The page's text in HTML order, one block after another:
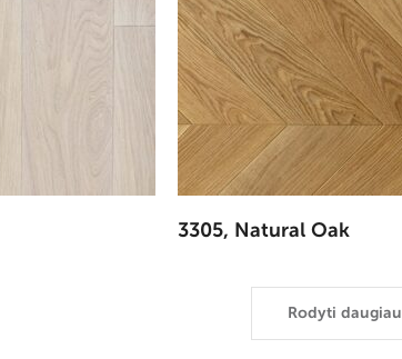
3305, Natural Oak
Rodyti daugiau